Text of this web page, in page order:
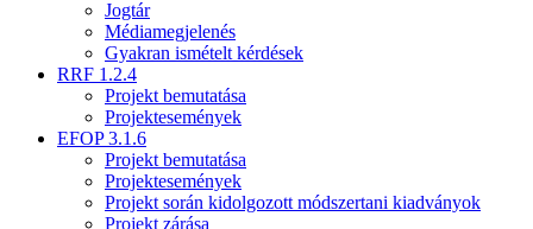
Jogtár
Médiamegjelenés
Gyakran ismételt kérdések
RRF 1.2.4
Projekt bemutatása
Projektesemények
EFOP 3.1.6
Projekt bemutatása
Projektesemények
Projekt során kidolgozott módszertani kiadványok
Projekt zárása